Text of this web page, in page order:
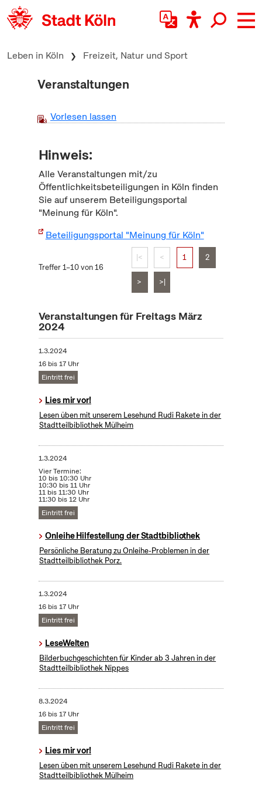
zum Inhalt springen
Leben in Köln Freizeit, Natur und Sport
Veranstaltungen
Vorlesen lassen
Hinweis:
Alle Veranstaltungen mit/zu
Öffentlichkeitsbeteiligungen in Köln finden
Sie auf unserem Beteiligungsportal
"Meinung für Köln".
Beteiligungsportal "Meinung für Köln"
Treffer 1–10 von 16
|< < 1 2
> >|
Veranstaltungen für Freitags März
2024
1.3.2024
16 bis 17 Uhr
Eintritt frei
Lies mir vor!
Lesen üben mit unserem Lesehund Rudi Rakete in der
Stadtteilbibliothek Mülheim
1.3.2024
Vier Termine:
10 bis 10:30 Uhr
10:30 bis 11 Uhr
11 bis 11:30 Uhr
11:30 bis 12 Uhr
Eintritt frei
Onleihe Hilfestellung der Stadtbibliothek
Persönliche Beratung zu Onleihe-Problemen in der
Stadtteilbibliothek Porz.
1.3.2024
16 bis 17 Uhr
Eintritt frei
LeseWelten
Bilderbuchgeschichten für Kinder ab 3 Jahren in der
Stadtteilbibliothek Nippes
8.3.2024
16 bis 17 Uhr
Eintritt frei
Lies mir vor!
Lesen üben mit unserem Lesehund Rudi Rakete in der
Stadtteilbibliothek Mülheim